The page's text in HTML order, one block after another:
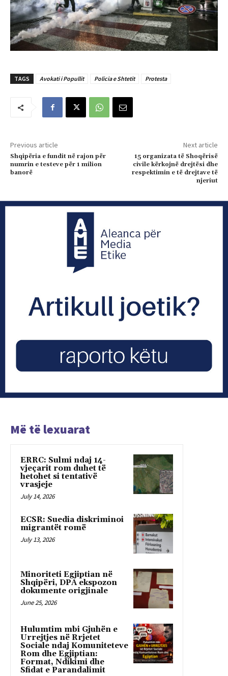
TAGS Avokati i Popullit Policia e Shtetit Protesta
Previous article
Shqipëria e fundit në rajon për
numrin e testeve për 1 milion
banorë
Next article
15 organizata të Shoqërisë
civile kërkojnë drejtësi dhe
respektimin e të drejtave të
njeriut
Më të lexuarat
ERRC: Sulmi ndaj 14-
vjeçarit rom duhet të
hetohet si tentativë
vrasjeje
July 14, 2026
ECSR: Suedia diskriminoi
migrantët romë
July 13, 2026
Minoriteti Egjiptian në
Shqipëri, DPA ekspozon
dokumente origjinale
June 25, 2026
Hulumtim mbi Gjuhën e
Urrejtjes në Rrjetet
Sociale ndaj Komuniteteve
Rom dhe Egjiptian:
Format, Ndikimi dhe
Sfidat e Parandalimit